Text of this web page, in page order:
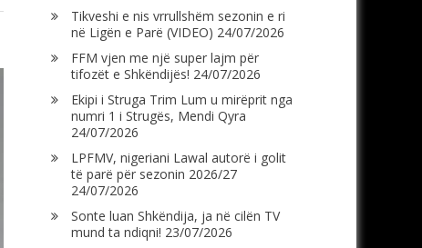
Tikveshi e nis vrrullshëm sezonin e ri
në Ligën e Parë (VIDEO) 24/07/2026
FFM vjen me një super lajm për
tifozët e Shkëndijës! 24/07/2026
Ekipi i Struga Trim Lum u mirëprit nga
numri 1 i Strugës, Mendi Qyra
24/07/2026
LPFMV, nigeriani Lawal autorë i golit
të parë për sezonin 2026/27
24/07/2026
Sonte luan Shkëndija, ja në cilën TV
mund ta ndiqni! 23/07/2026